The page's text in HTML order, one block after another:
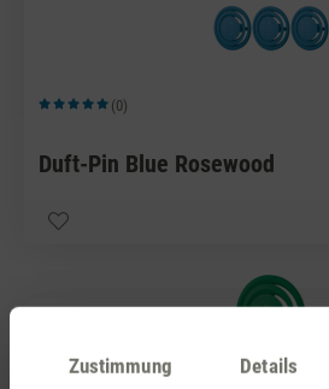
Zustimmung Details
Durchschnittliche Bewertung von 5 von 5 Sternen
(0)
Duft-Pin Blue Rosewood